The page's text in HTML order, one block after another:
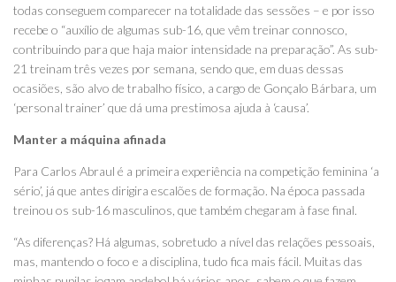
todas conseguem comparecer na totalidade das sessões – e por isso
recebe o “auxílio de algumas sub-16, que vêm treinar connosco,
contribuindo para que haja maior intensidade na preparação”. As sub-
21 treinam três vezes por semana, sendo que, em duas dessas
ocasiões, são alvo de trabalho físico, a cargo de Gonçalo Bárbara, um
‘personal trainer’ que dá uma prestimosa ajuda à ‘causa’.
Manter a máquina afinada
Para Carlos Abraul é a primeira experiência na competição feminina ‘a
sério’, já que antes dirigira escalões de formação. Na época passada
treinou os sub-16 masculinos, que também chegaram à fase final.
“As diferenças? Há algumas, sobretudo a nível das relações pessoais,
mas, mantendo o foco e a disciplina, tudo fica mais fácil. Muitas das